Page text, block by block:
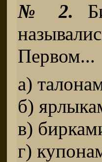
№ 2.
Первом...
а)
б)
в)
г)